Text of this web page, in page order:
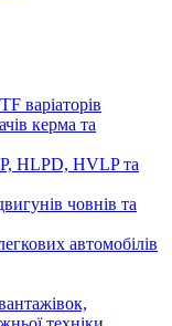
варіаторів
керма та
HLPD, HVLP та
човнів та
автомобілів